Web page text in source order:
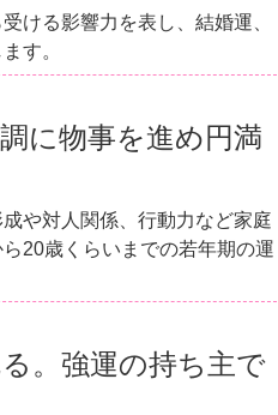
ける影響力を表し、結婚運、
す。
に物事を進め円満
や対人関係、行動力など家庭
20歳くらいまでの若年期の運
。強運の持ち主で